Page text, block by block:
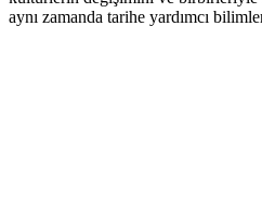
aynı zamanda tarihe yardımcı